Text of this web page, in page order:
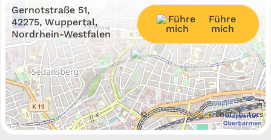
+
−
©OpenStreetMapcontributors
Gernotstraße 51,
42275, Wuppertal,
Nordrhein-Westfalen
Führe
mich